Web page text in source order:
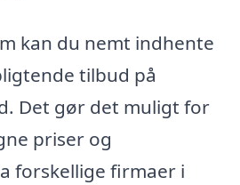
kan du nemt indhente
tilbud på
Det gør det muligt for
priser og
forskellige firmaer i